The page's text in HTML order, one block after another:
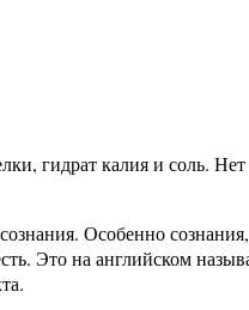
гидрат калия и соль.
Особенно
Это на английском